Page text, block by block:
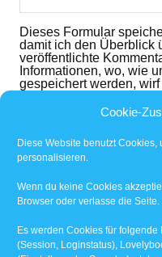
Cookie-
Diese Website benutzt Cookies,
personalisieren.
Wenn du keine Cookies
Browser oder verlasse die Seite.
Es werden Cookies für
(Session, Loginstatus),
Dieses Formular
damit ich den Überblick
veröffentlichte
Informationen, wo, wie
gespeichert werden,
Button nimmst du diese
Ich habe die
akzeptiert.*
via E-Mail.